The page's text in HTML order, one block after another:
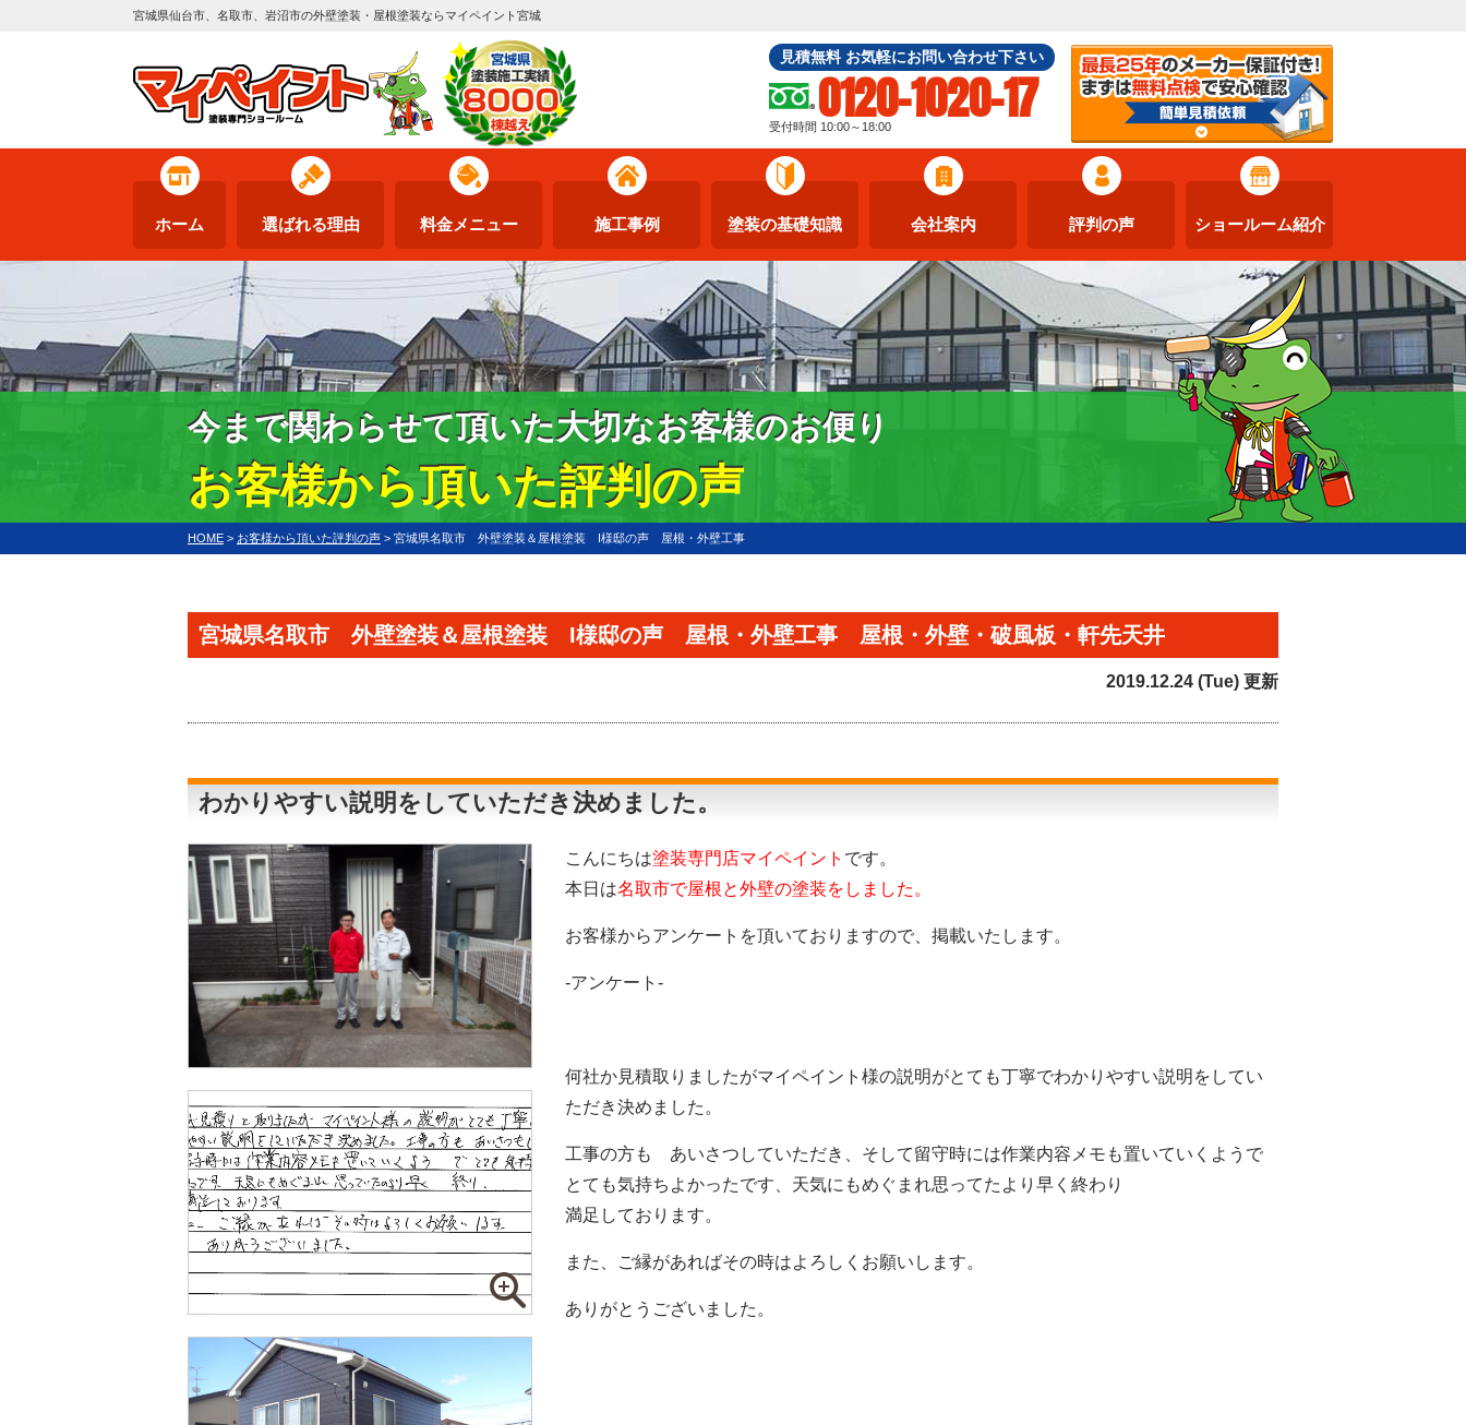
宮城県仙台市、名取市、岩沼市の外壁塗装・屋根塗装ならマイペイント宮城
見積無料 お気軽にお問い合わせ下さい
0120-1020-17
受付時間 10:00～18:00
ホーム 選ばれる理由 料金メニュー 施工事例 塗装の基礎知識 会社案内 評判の声 ショールーム紹介
今まで関わらせて頂いた大切なお客様のお便り
お客様から頂いた評判の声
HOME > お客様から頂いた評判の声 > 宮城県名取市 外壁塗装＆屋根塗装 I様邸の声 屋根・外壁工事
宮城県名取市 外壁塗装＆屋根塗装 I様邸の声 屋根・外壁工事 屋根・外壁・破風板・軒先天井
2019.12.24 (Tue) 更新
わかりやすい説明をしていただき決めました。
こんにちは塗装専門店マイペイント です。
本日は名取市で屋根と外壁の塗装をしました。
お客様からアンケートを頂いておりますので、掲載いたします。
-アンケート-
何社か見積取りましたがマイペイント様の説明がとても丁寧でわかりやすい説明をしてい
ただき決めました。
工事の方も あいさつしていただき、そして留守時には作業内容メモも置いていくようで
とても気持ちよかったです、天気にもめぐまれ思ってたより早く終わり
満足しております。
また、ご縁があればその時はよろしくお願いします。
ありがとうございました。